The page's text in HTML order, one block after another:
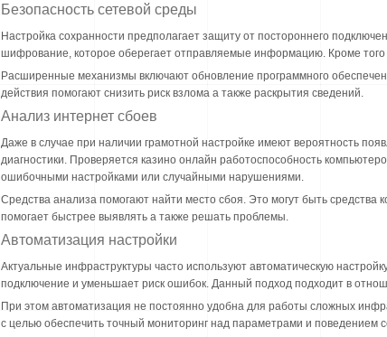
Безопасность сетевой среды
Настройка сохранности предполагает защиту от постороннего
шифрование, которое оберегает отправляемые информацию. Кроме
Расширенные механизмы включают обновление программного
действия помогают снизить риск взлома а также раскрытия сведений.
Анализ интернет сбоев
Даже в случае при наличии грамотной настройке имеют вероятность
диагностики. Проверяется казино онлайн работоспособность
ошибочными настройками или случайными нарушениями.
Средства анализа помогают найти место сбоя. Это могут быть средства
помогает быстрее выявлять а также решать проблемы.
Автоматизация настройки
Актуальные инфраструктуры часто используют автоматическую
подключение и уменьшает риск ошибок. Данный подход подходит в
При этом автоматизация не постоянно удобна для работы сложных
с целью обеспечить точный мониторинг над параметрами и поведением